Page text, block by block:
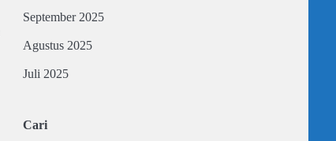
September 2025
Agustus 2025
Juli 2025
Cari